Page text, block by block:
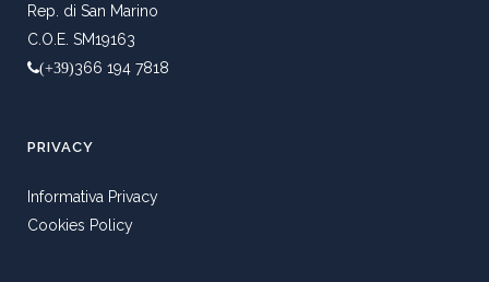
Rep. di San Marino
C.O.E. SM19163
(+39)366 194 7818
PRIVACY
Informativa Privacy
Cookies Policy